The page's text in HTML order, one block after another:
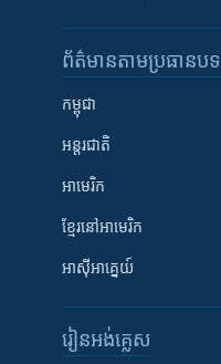
ព័ត៌មាន​តាមប្រធានបទ​
កម្ពុជា
អន្តរជាតិ
អាមេរិក
ខ្មែរ​នៅអាមេរិក
អាស៊ីអាគ្នេយ៍
រៀន​​អង់គ្លេស